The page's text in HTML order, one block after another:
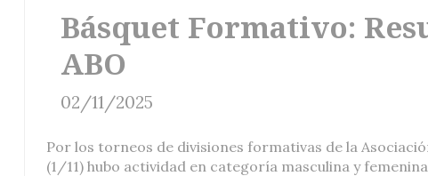
Básquet Formativo:
ABO
02/11/2025
Por los torneos de divisiones formativas de la
(1/11) hubo actividad en categoría masculina y